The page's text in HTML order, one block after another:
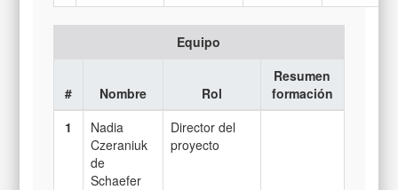
Equipo
# Nombre Rol
Resumen
formación
1
Nadia
Czeraniuk
de
Schaefer
Director del
proyecto